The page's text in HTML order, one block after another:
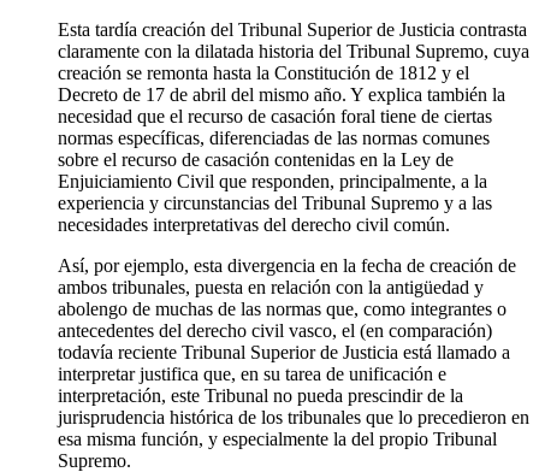
Esta tardía creación del Tribunal Superior de Justicia contrasta
claramente con la dilatada historia del Tribunal Supremo, cuya
creación se remonta hasta la Constitución de 1812 y el
Decreto de 17 de abril del mismo año. Y explica también la
necesidad que el recurso de casación foral tiene de ciertas
normas específicas, diferenciadas de las normas comunes
sobre el recurso de casación contenidas en la Ley de
Enjuiciamiento Civil que responden, principalmente, a la
experiencia y circunstancias del Tribunal Supremo y a las
necesidades interpretativas del derecho civil común.
Así, por ejemplo, esta divergencia en la fecha de creación de
ambos tribunales, puesta en relación con la antigüedad y
abolengo de muchas de las normas que, como integrantes o
antecedentes del derecho civil vasco, el (en comparación)
todavía reciente Tribunal Superior de Justicia está llamado a
interpretar justifica que, en su tarea de unificación e
interpretación, este Tribunal no pueda prescindir de la
jurisprudencia histórica de los tribunales que lo precedieron en
esa misma función, y especialmente la del propio Tribunal
Supremo.